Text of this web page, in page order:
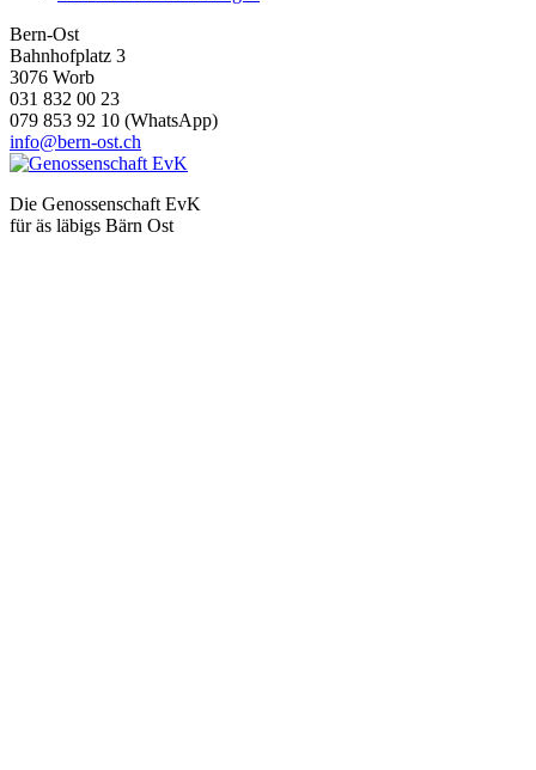
Bern-Ost
Bahnhofplatz 3
3076 Worb
031 832 00 23
079 853 92 10 (WhatsApp)
info@bern-ost.ch
Die Genossenschaft EvK
für äs läbigs Bärn Ost